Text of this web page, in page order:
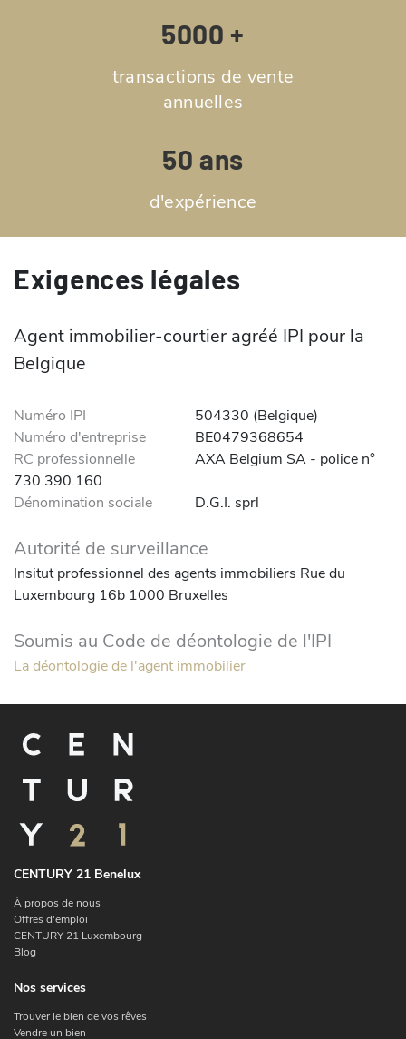
5000 +
transactions de vente
annuelles
50 ans
d'expérience
Exigences légales
Agent immobilier-courtier agréé IPI pour la
Belgique
Numéro IPI
504330 (Belgique)
Numéro d'entreprise
BE0479368654
RC professionnelle
AXA Belgium SA - police n°
730.390.160
Dénomination sociale
D.G.I. sprl
Autorité de surveillance
Insitut professionnel des agents immobiliers Rue du
Luxembourg 16b 1000 Bruxelles
Soumis au Code de déontologie de l'IPI
La déontologie de l'agent immobilier
CENTURY 21 Benelux
À propos de nous
Offres d'emploi
CENTURY 21 Luxembourg
Blog
Nos services
Trouver le bien de vos rêves
Vendre un bien